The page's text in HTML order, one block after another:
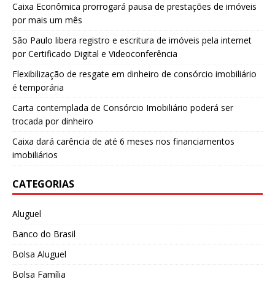
Caixa Econômica prorrogará pausa de prestações de imóveis
por mais um mês
São Paulo libera registro e escritura de imóveis pela internet
por Certificado Digital e Videoconferência
Flexibilização de resgate em dinheiro de consórcio imobiliário
é temporária
Carta contemplada de Consórcio Imobiliário poderá ser
trocada por dinheiro
Caixa dará carência de até 6 meses nos financiamentos
imobiliários
CATEGORIAS
Aluguel
Banco do Brasil
Bolsa Aluguel
Bolsa Família